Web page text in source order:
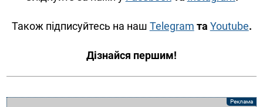
Також підписуйтесь на наш Telegram та Youtube.
Дізнайся першим!